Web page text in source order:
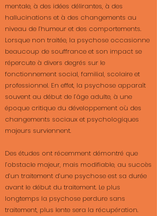
mentale, à des idées délirantes, à des
hallucinations et à des changements au
niveau de l’humeur et des comportements.
Lorsque non traitée, la psychose occasionne
beaucoup de souffrance et son impact se
répercute à divers degrés sur le
fonctionnement social, familial, scolaire et
professionnel. En effet, la psychose apparaît
souvent au début de l’âge adulte, à une
époque critique du développement où des
changements sociaux et psychologiques
majeurs surviennent.
​Des études ont récemment démontré que
l’obstacle majeur, mais modifiable, au succès
d’un traitement d’une psychose est sa durée
avant le début du traitement. Le plus
longtemps la psychose perdure sans
traitement, plus lente sera la récupération.